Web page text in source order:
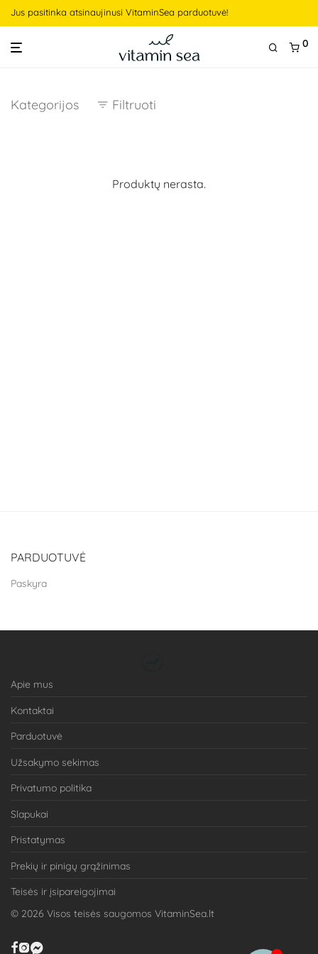
Jus pasitinka atsinaujinusi VitaminSea parduotuvė!
0
Kategorijos Filtruoti
Produktų nerasta.
PARDUOTUVĖ
Paskyra
Apie mus
Kontaktai
Parduotuvė
Užsakymo sekimas
Privatumo politika
Slapukai
Pristatymas
Prekių ir pinigų grąžinimas
Teisės ir įsipareigojimai
© 2026 Visos teisės saugomos VitaminSea.lt